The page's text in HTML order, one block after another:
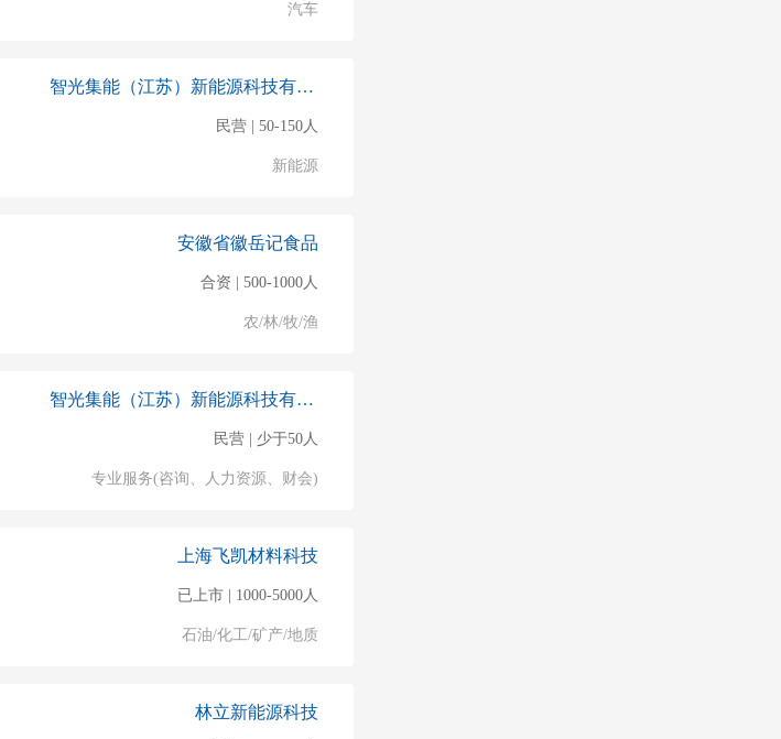
汽车
智光集能（江苏）新能源科技有限公司泰州
民营 | 50-150人
新能源
安徽省徽岳记食品
合资 | 500-1000人
农/林/牧/渔
智光集能（江苏）新能源科技有限公司石家庄
民营 | 少于50人
专业服务(咨询、人力资源、财会)
上海飞凯材料科技
已上市 | 1000-5000人
石油/化工/矿产/地质
林立新能源科技